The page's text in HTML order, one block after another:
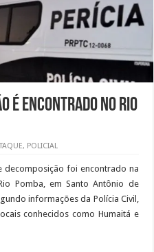
é encontrado no Rio
, POLICIAL
decomposição foi encontrado na
Pomba, em Santo Antônio de
informações da Polícia Civil,
conhecidos como Humaitá e